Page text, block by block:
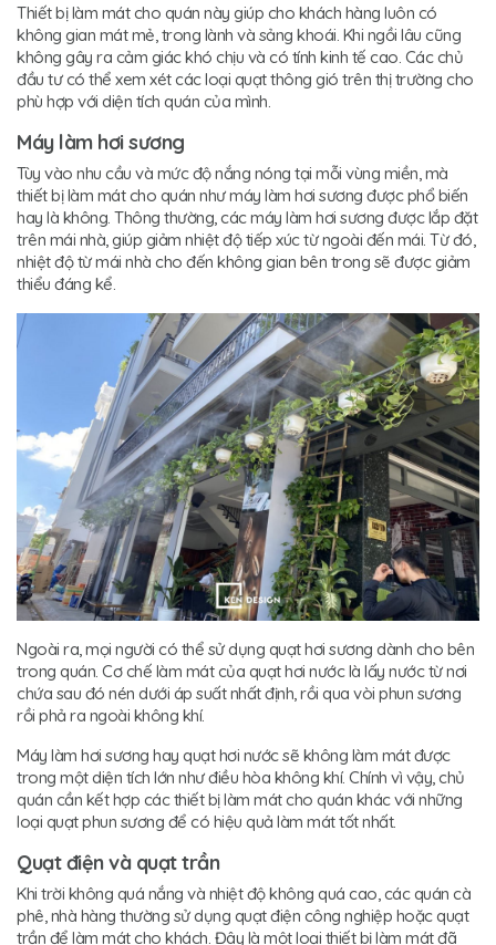
Thiết bị làm mát cho quán này giúp cho khách hàng luôn có
không gian mát mẻ, trong lành và sảng khoái. Khi ngồi lâu cũng
không gây ra cảm giác khó chịu và có tính kinh tế cao. Các chủ
đầu tư có thể xem xét các loại quạt thông gió trên thị trường cho
phù hợp với diện tích quán của mình.
Máy làm hơi sương
Tùy vào nhu cầu và mức độ nắng nóng tại mỗi vùng miền, mà
thiết bị làm mát cho quán như máy làm hơi sương được phổ biến
hay là không. Thông thường, các máy làm hơi sương được lắp đặt
trên mái nhà, giúp giảm nhiệt độ tiếp xúc từ ngoài đến mái. Từ đó,
nhiệt độ từ mái nhà cho đến không gian bên trong sẽ được giảm
thiểu đáng kể.
Ngoài ra, mọi người có thể sử dụng quạt hơi sương dành cho bên
trong quán. Cơ chế làm mát của quạt hơi nước là lấy nước từ nơi
chứa sau đó nén dưới áp suất nhất định, rồi qua vòi phun sương
rồi phả ra ngoài không khí.
Máy làm hơi sương hay quạt hơi nước sẽ không làm mát được
trong một diện tích lớn như điều hòa không khí. Chính vì vậy, chủ
quán cần kết hợp các thiết bị làm mát cho quán khác với những
loại quạt phun sương để có hiệu quả làm mát tốt nhất.
Quạt điện và quạt trần
Khi trời không quá nắng và nhiệt độ không quá cao, các quán cà
phê, nhà hàng thường sử dụng quạt điện công nghiệp hoặc quạt
trần để làm mát cho khách. Đây là một loại thiết bị làm mát đã